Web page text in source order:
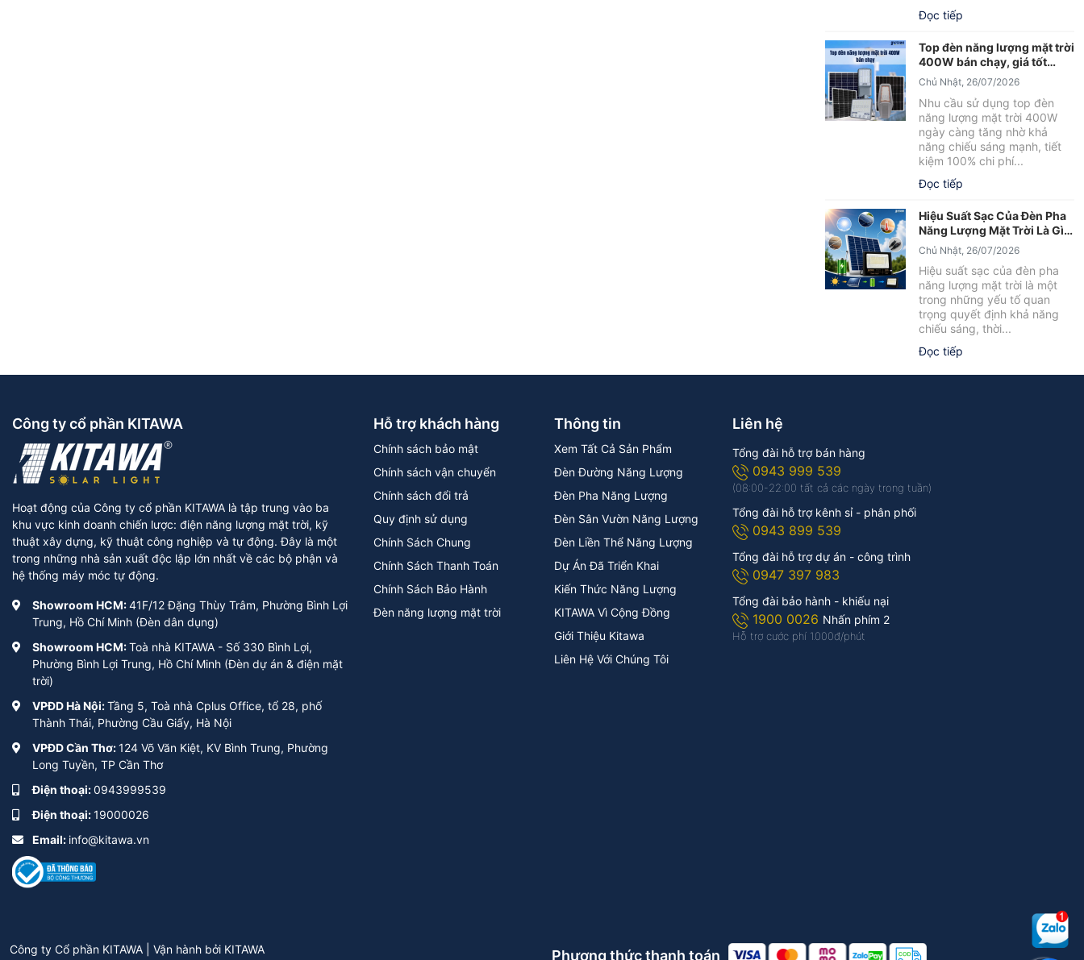
Đọc tiếp
Top đèn năng lượng mặt trời
400W bán chạy, giá tốt
2026
Chủ Nhật, 26/07/2026
Nhu cầu sử dụng top đèn
năng lượng mặt trời 400W
ngày càng tăng nhờ khả
năng chiếu sáng mạnh, tiết
kiệm 100% chi phí...
Đọc tiếp
Hiệu Suất Sạc Của Đèn Pha
Năng Lượng Mặt Trời Là Gì?
Yếu Tố Ảnh Hưởng Cần Biết
Chủ Nhật, 26/07/2026
Hiệu suất sạc của đèn pha
năng lượng mặt trời là một
trong những yếu tố quan
trọng quyết định khả năng
chiếu sáng, thời...
Đọc tiếp
Công ty cổ phần KITAWA
Hoạt động của Công ty cổ phần KITAWA là tập trung vào ba
khu vực kinh doanh chiến lược: điện năng lượng mặt trời, kỹ
thuật xây dựng, kỹ thuật công nghiệp và tự động. Đây là một
trong những nhà sản xuất độc lập lớn nhất về các bộ phận và
hệ thống máy móc tự động.
Showroom HCM:41F/12 Đặng Thùy Trâm, Phường Bình Lợi
Trung, Hồ Chí Minh (Đèn dân dụng)
Showroom HCM:Toà nhà KITAWA - Số 330 Bình Lợi,
Phường Bình Lợi Trung, Hồ Chí Minh (Đèn dự án & điện mặt
trời)
VPĐD Hà Nội:Tầng 5, Toà nhà Cplus Office, tổ 28, phố
Thành Thái, Phường Cầu Giấy, Hà Nội
VPĐD Cần Thơ:124 Võ Văn Kiệt, KV Bình Trung, Phường
Long Tuyền, TP Cần Thơ
Điện thoại:0943999539
Điện thoại:19000026
Email: info@kitawa.vn
Hỗ trợ khách hàng
Chính sách bảo mật
Chính sách vận chuyển
Chính sách đổi trả
Quy định sử dụng
Chính Sách Chung
Chính Sách Thanh Toán
Chính Sách Bảo Hành
Đèn năng lượng mặt trời
Thông tin
Xem Tất Cả Sản Phẩm
Đèn Đường Năng Lượng
Đèn Pha Năng Lượng
Đèn Sân Vườn Năng Lượng
Đèn Liền Thể Năng Lượng
Dự Án Đã Triển Khai
Kiến Thức Năng Lượng
KITAWA Vì Cộng Đồng
Giới Thiệu Kitawa
Liên Hệ Với Chúng Tôi
Liên hệ
Tổng đài hỗ trợ bán hàng
0943 999 539
(08:00-22:00 tất cả các ngày trong tuần)
Tổng đài hỗ trợ kênh sỉ - phân phối
0943 899 539
Tổng đài hỗ trợ dự án - công trình
0947 397 983
Tổng đài bảo hành - khiếu nại
1900 0026 Nhấn phím 2
Hỗ trợ cước phí 1.000đ/phút
Công ty Cổ phần KITAWA | Vận hành bởi KITAWA Phương thức thanh toán